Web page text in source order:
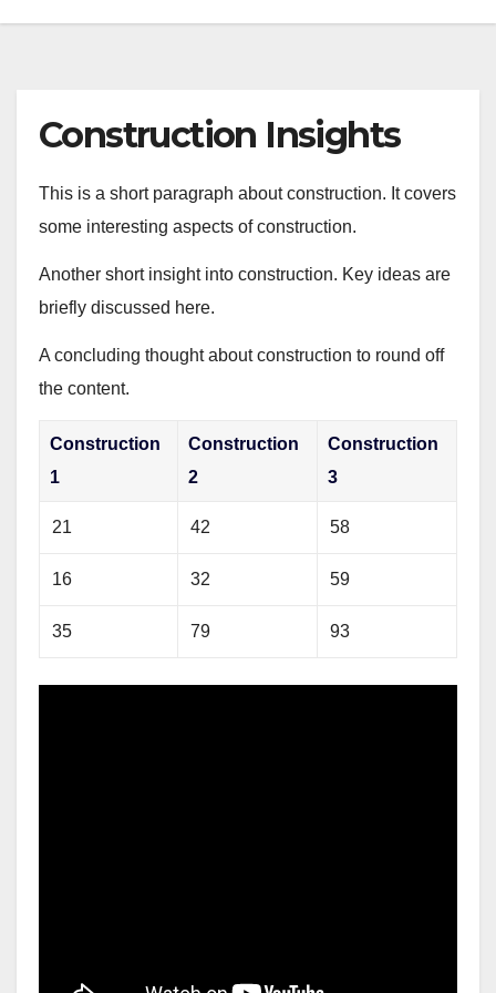
Construction Insights
This is a short paragraph about construction. It covers
some interesting aspects of construction.
Another short insight into construction. Key ideas are
briefly discussed here.
A concluding thought about construction to round off
the content.
Construction
1
Construction
2
Construction
3
21 42 58
16 32 59
35 79 93